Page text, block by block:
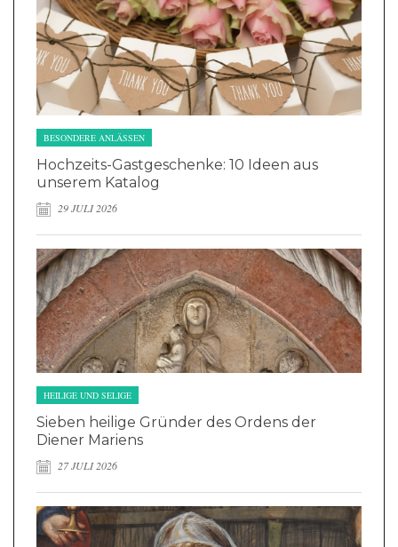
BESONDERE ANLÄSSEN
Hochzeits-Gastgeschenke: 10 Ideen aus
unserem Katalog
29 JULI 2026
HEILIGE UND SELIGE
Sieben heilige Gründer des Ordens der
Diener Mariens
27 JULI 2026